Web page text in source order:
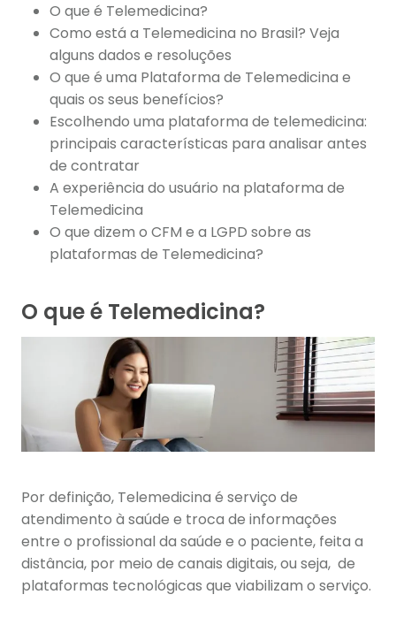
O que é Telemedicina?
Como está a Telemedicina no Brasil? Veja
alguns dados e resoluções
O que é uma Plataforma de Telemedicina e
quais os seus benefícios?
Escolhendo uma plataforma de telemedicina:
principais características para analisar antes
de contratar
A experiência do usuário na plataforma de
Telemedicina
O que dizem o CFM e a LGPD sobre as
plataformas de Telemedicina?
O que é Telemedicina?
Por definição, Telemedicina é serviço de
atendimento à saúde e troca de informações
entre o profissional da saúde e o paciente, feita a
distância, por meio de canais digitais, ou seja, de
plataformas tecnológicas que viabilizam o serviço.